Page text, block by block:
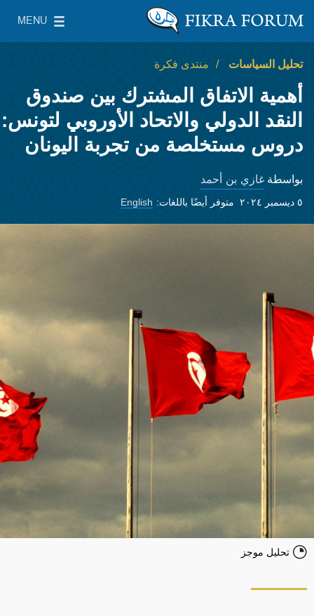
معهد واشنطن لسياسات الشرق الأدنى
MENU
Main Menu
تحليل السياسات منتدى فكرة
أهمية الاتفاق المشترك بين صندوق
النقد الدولي والاتحاد الأوروبي لتونس:
دروس مستخلصة من تجربة اليونان
بواسطة غازي بن أحمد
٥ ديسمبر ٢٠٢٤ متوفر أيضًا باللغات: English
تحليل موجز